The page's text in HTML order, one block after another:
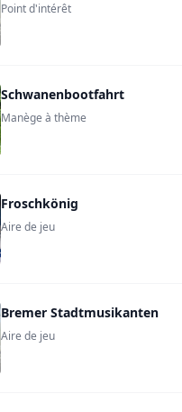
Point d'intérêt
Schwanenbootfahrt
Manège à thème
Froschkönig
Aire de jeu
Bremer Stadtmusikanten
Aire de jeu